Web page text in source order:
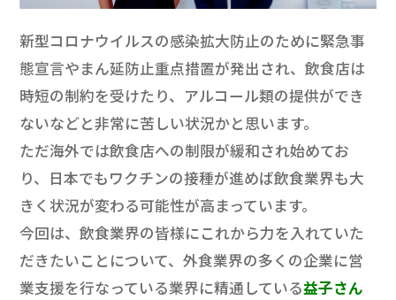
新型コロナウイルスの感染拡大防止のために緊急事
態宣言やまん延防止重点措置が発出され、飲食店は
時短の制約を受けたり、アルコール類の提供ができ
ないなどと非常に苦しい状況かと思います。
ただ海外では飲食店への制限が緩和され始めてお
り、日本でもワクチンの接種が進めば飲食業界も大
きく状況が変わる可能性が高まっています。
今回は、飲食業界の皆様にこれから力を入れていた
だきたいことについて、外食業界の多くの企業に営
業支援を行なっている業界に精通している益子さん